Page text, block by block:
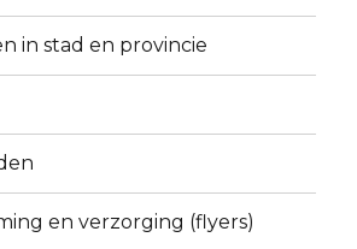
in stad en provincie
en verzorging (flyers)